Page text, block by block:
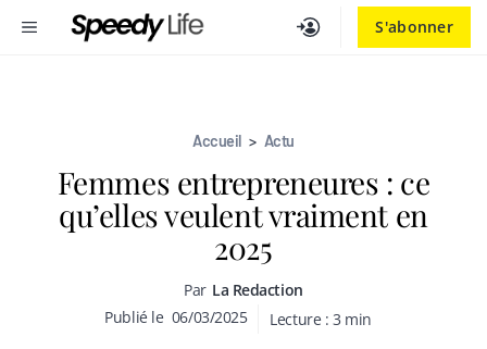
S'abonner
MENU
Accueil > Actu
Femmes entrepreneures : ce
qu’elles veulent vraiment en
2025
Par La Redaction
Publié le 06/03/2025 Lecture : 3 min